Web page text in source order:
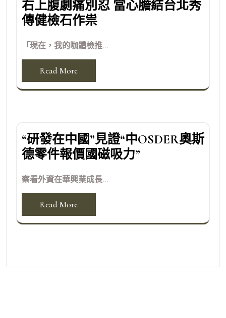
右上腹劇痛別忍 當心膽結台北秀
傳健檢石作祟
「現在，我的咖體檢推...
Read More
“研發在中國”見證“中OSDER奧斯
德零件報價國磁吸力”
察看外資在華興業成長...
Read More